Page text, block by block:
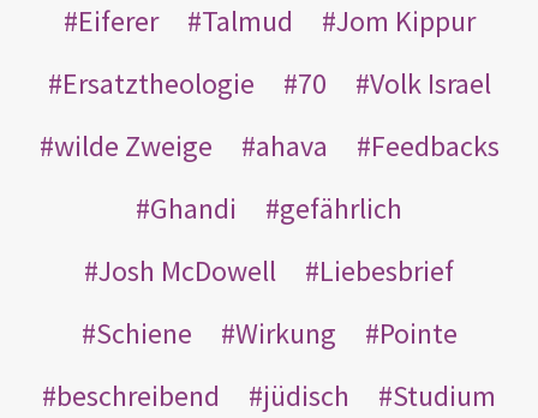
Eiferer
Talmud
Jom Kippur
Ersatztheologie
70
Volk Israel
wilde Zweige
ahava
Feedbacks
Ghandi
gefährlich
Josh McDowell
Liebesbrief
Schiene
Wirkung
Pointe
beschreibend
jüdisch Studium